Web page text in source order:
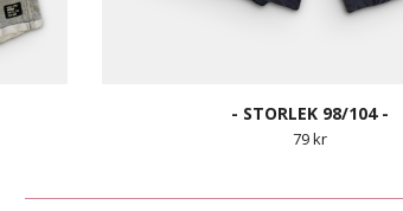
- STORLEK 98/104 -
79 kr